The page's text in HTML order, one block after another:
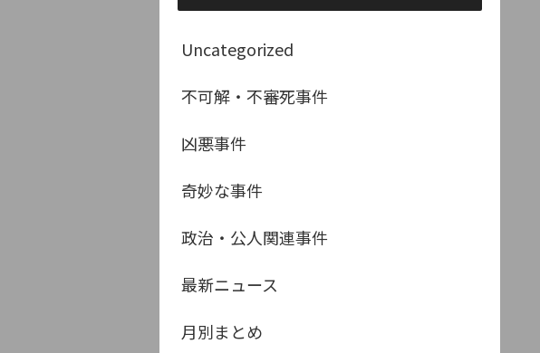
Uncategorized
不可解・不審死事件
凶悪事件
奇妙な事件
政治・公人関連事件
最新ニュース
月別まとめ